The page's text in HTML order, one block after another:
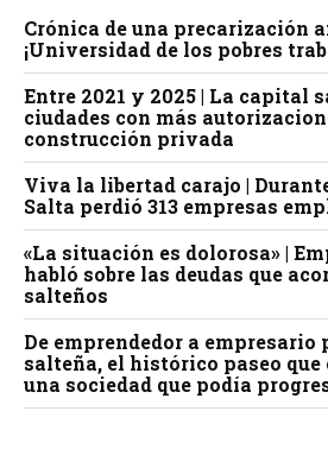
Crónica de una precarización
¡Universidad de los pobres
Entre 2021 y 2025 | La capital
ciudades con más
construcción privada
Viva la libertad carajo |
Salta perdió 313 empresas
«La situación es dolorosa» |
habló sobre las deudas que
salteños
De emprendedor a empresario
salteña, el histórico paseo que
una sociedad que podía